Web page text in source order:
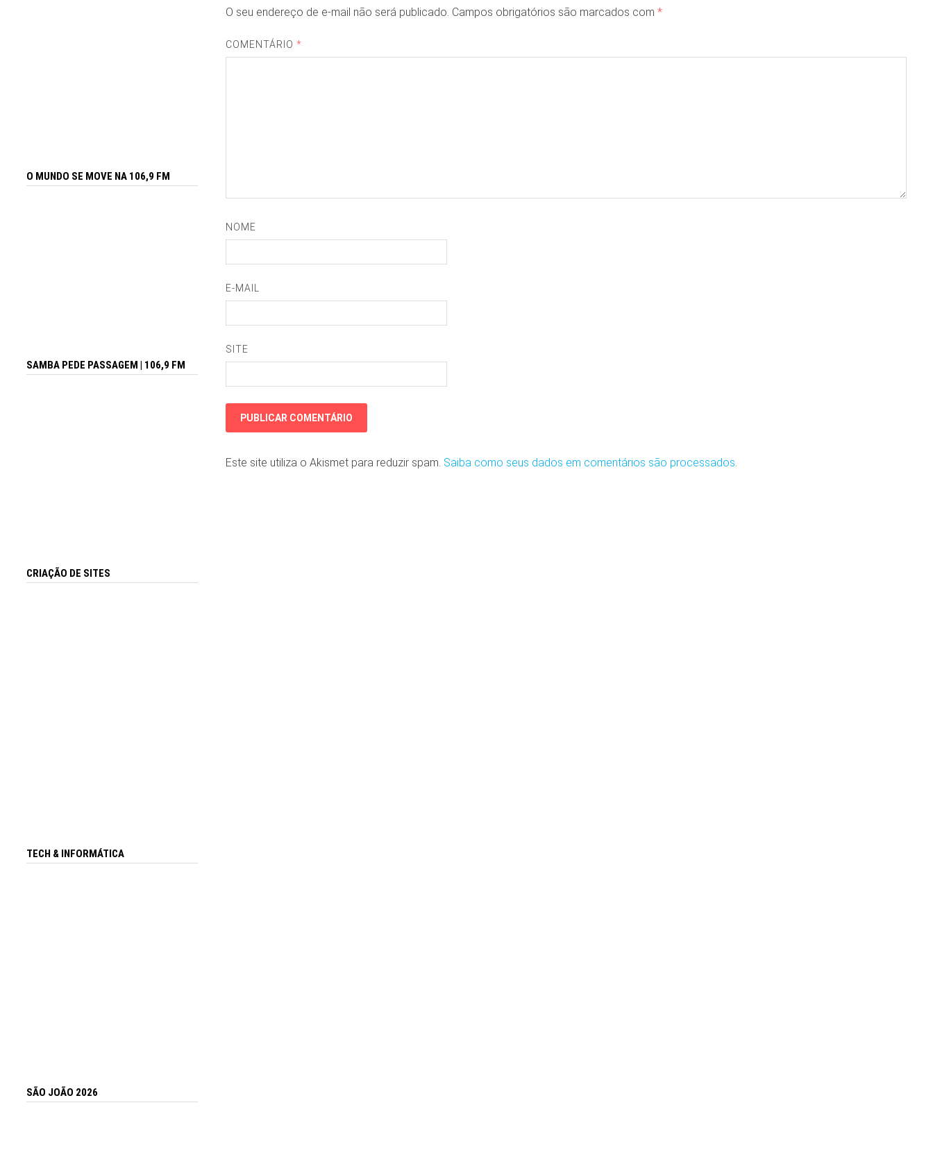
O seu endereço de e-mail não será publicado. Campos obrigatórios são marcados com *
COMENTÁRIO*
NOME
E-MAIL
SITE
Este site utiliza o Akismet para reduzir spam. Saiba como seus dados em comentários são processados.
O MUNDO SE MOVE NA 106,9 FM
SAMBA PEDE PASSAGEM | 106,9 FM
CRIAÇÃO DE SITES
TECH & INFORMÁTICA
SÃO JOÃO 2026